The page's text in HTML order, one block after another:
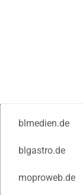
blmedien.de
blgastro.de
moproweb.de